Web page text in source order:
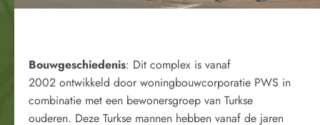
Bouwgeschiedenis: Dit complex is vanaf
2002 ontwikkeld door woningbouwcorporatie PWS in
combinatie met een bewonersgroep van Turkse
ouderen. Deze Turkse mannen hebben vanaf de jaren